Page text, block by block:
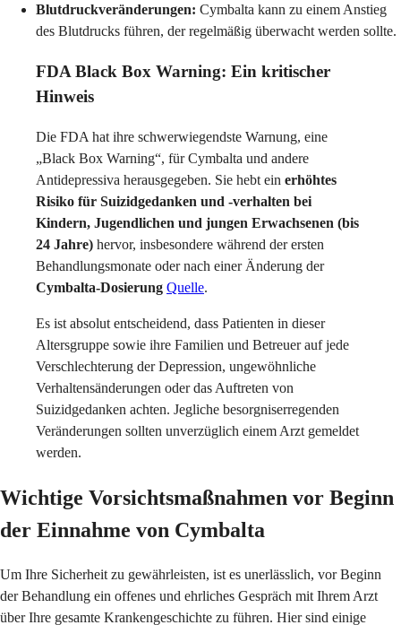
Blutdruckveränderungen: Cymbalta kann zu einem Anstieg
des Blutdrucks führen, der regelmäßig überwacht werden sollte.
FDA Black Box Warning: Ein kritischer
Hinweis
Die FDA hat ihre schwerwiegendste Warnung, eine
„Black Box Warning“, für Cymbalta und andere
Antidepressiva herausgegeben. Sie hebt ein erhöhtes
Risiko für Suizidgedanken und -verhalten bei
Kindern, Jugendlichen und jungen Erwachsenen (bis
24 Jahre) hervor, insbesondere während der ersten
Behandlungsmonate oder nach einer Änderung der
Cymbalta-Dosierung Quelle.
Es ist absolut entscheidend, dass Patienten in dieser
Altersgruppe sowie ihre Familien und Betreuer auf jede
Verschlechterung der Depression, ungewöhnliche
Verhaltensänderungen oder das Auftreten von
Suizidgedanken achten. Jegliche besorgniserregenden
Veränderungen sollten unverzüglich einem Arzt gemeldet
werden.
Wichtige Vorsichtsmaßnahmen vor Beginn
der Einnahme von Cymbalta
Um Ihre Sicherheit zu gewährleisten, ist es unerlässlich, vor Beginn
der Behandlung ein offenes und ehrliches Gespräch mit Ihrem Arzt
über Ihre gesamte Krankengeschichte zu führen. Hier sind einige